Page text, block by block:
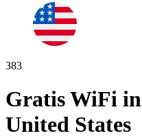
383
Gratis WiFi in
United States